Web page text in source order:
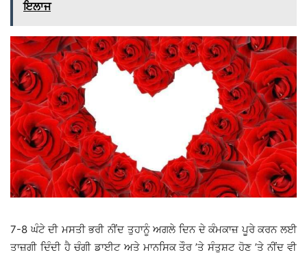
ਇਲਾਜ
7-8 ਘੰਟੇ ਦੀ ਮਸਤੀ ਭਰੀ ਨੀਂਦ ਤੁਹਾਨੂੰ ਅਗਲੇ ਦਿਨ ਦੇ ਕੰਮਕਾਜ਼ ਪੂਰੇ ਕਰਨ ਲਈ
ਤਾਜ਼ਗੀ ਦਿੰਦੀ ਹੈ ਚੰਗੀ ਡਾਈਟ ਅਤੇ ਮਾਨਸਿਕ ਤੌਰ ’ਤੇ ਸੰਤੁਸ਼ਟ ਹੋਣ ’ਤੇ ਨੀਂਦ ਵੀ